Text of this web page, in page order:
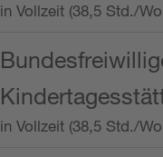
in Vollzeit (38,5 Std./
in Vollzeit (38,5 Std./